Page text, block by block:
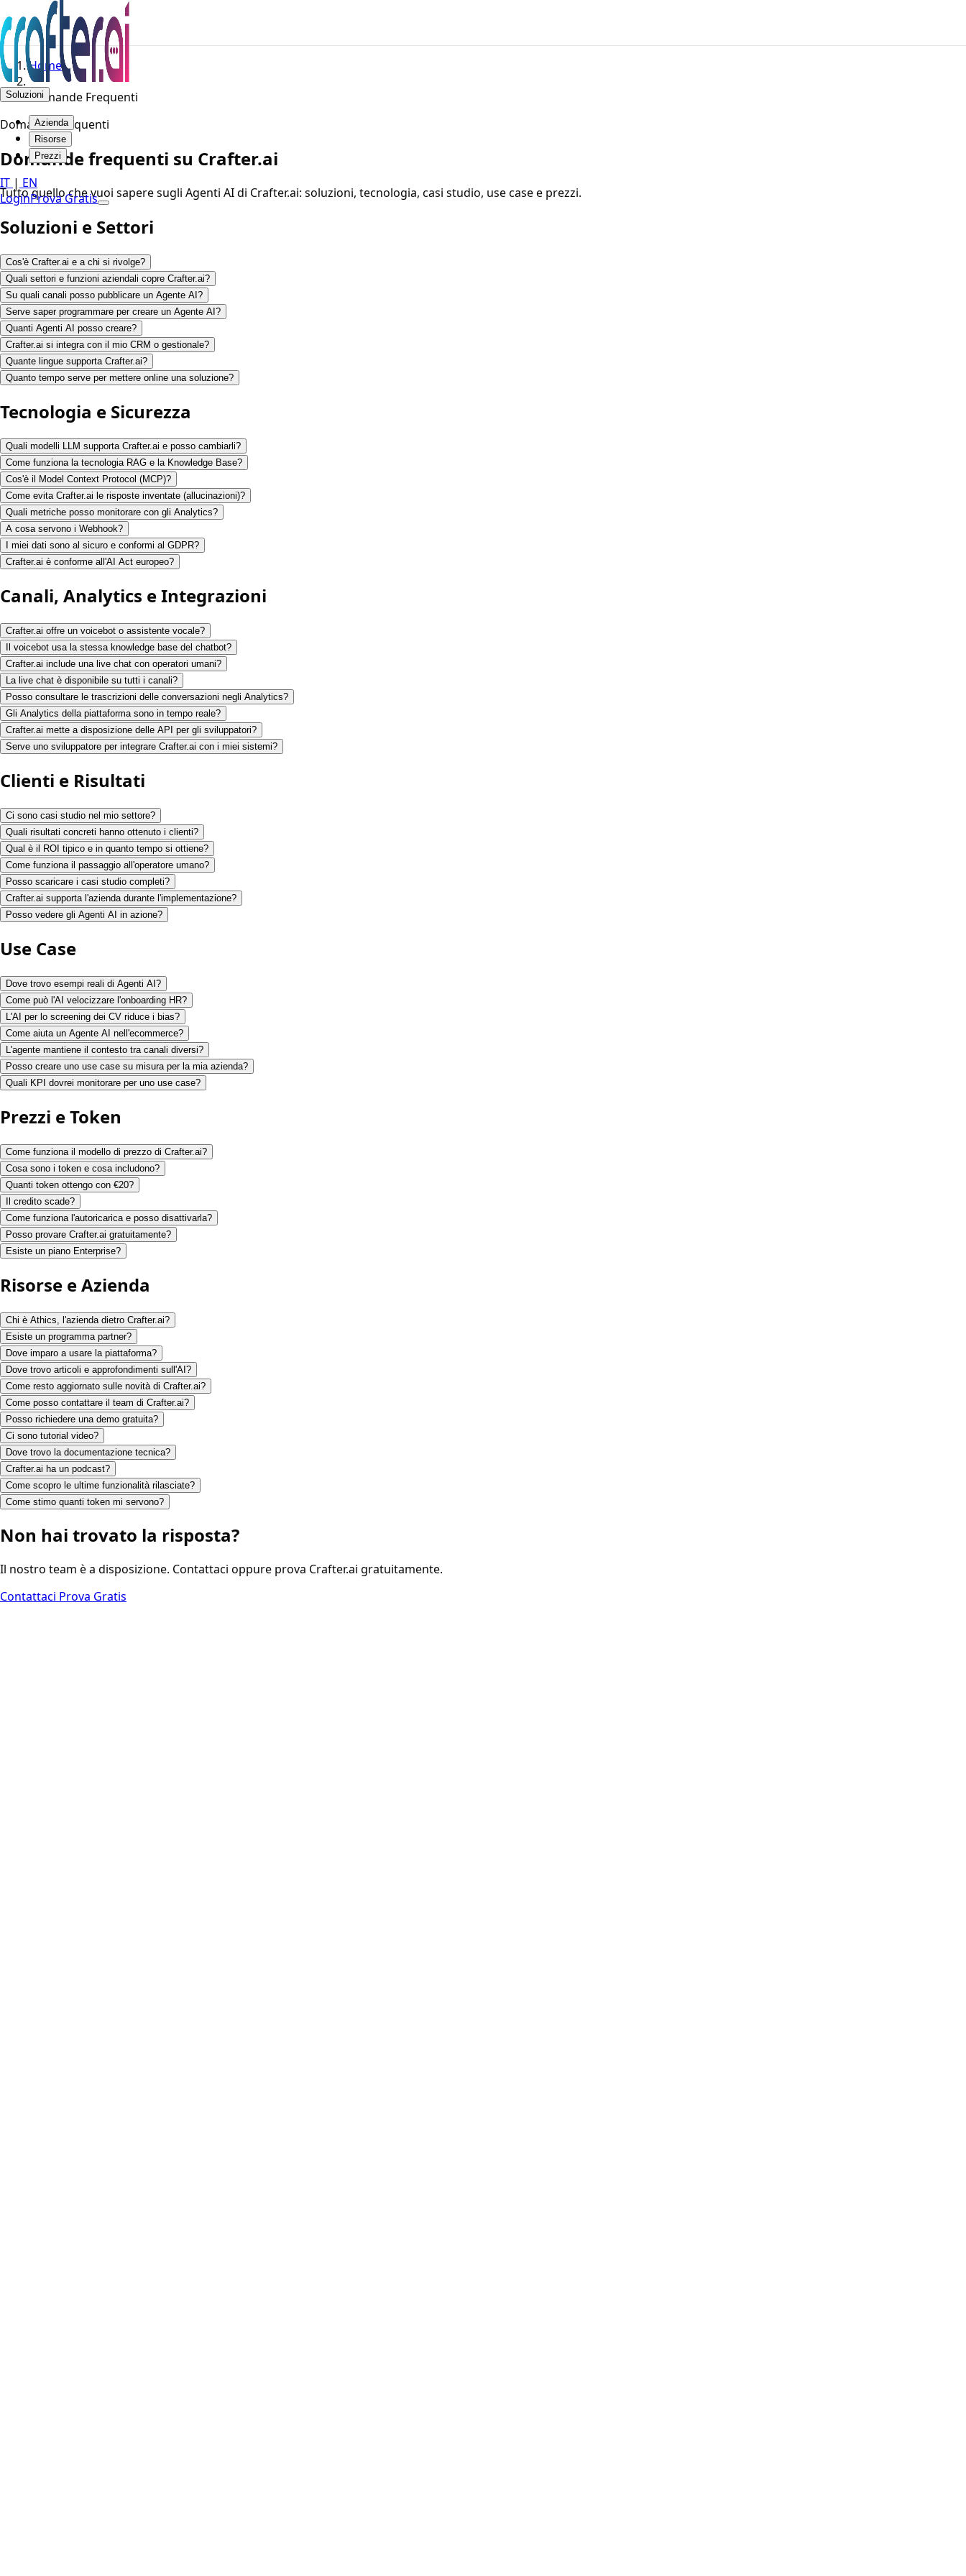
Soluzioni
Azienda
Risorse
Prezzi
IT | EN
LoginProva Gratis
Home
Domande Frequenti
Domande Frequenti
Domande frequenti su Crafter.ai
Tutto quello che vuoi sapere sugli Agenti AI di Crafter.ai: soluzioni, tecnologia, casi studio, use case e prezzi.
Soluzioni e Settori
Cos'è Crafter.ai e a chi si rivolge?
Quali settori e funzioni aziendali copre Crafter.ai?
Su quali canali posso pubblicare un Agente AI?
Serve saper programmare per creare un Agente AI?
Quanti Agenti AI posso creare?
Crafter.ai si integra con il mio CRM o gestionale?
Quante lingue supporta Crafter.ai?
Quanto tempo serve per mettere online una soluzione?
Tecnologia e Sicurezza
Quali modelli LLM supporta Crafter.ai e posso cambiarli?
Come funziona la tecnologia RAG e la Knowledge Base?
Cos'è il Model Context Protocol (MCP)?
Come evita Crafter.ai le risposte inventate (allucinazioni)?
Quali metriche posso monitorare con gli Analytics?
A cosa servono i Webhook?
I miei dati sono al sicuro e conformi al GDPR?
Crafter.ai è conforme all'AI Act europeo?
Canali, Analytics e Integrazioni
Crafter.ai offre un voicebot o assistente vocale?
Il voicebot usa la stessa knowledge base del chatbot?
Crafter.ai include una live chat con operatori umani?
La live chat è disponibile su tutti i canali?
Posso consultare le trascrizioni delle conversazioni negli Analytics?
Gli Analytics della piattaforma sono in tempo reale?
Crafter.ai mette a disposizione delle API per gli sviluppatori?
Serve uno sviluppatore per integrare Crafter.ai con i miei sistemi?
Clienti e Risultati
Ci sono casi studio nel mio settore?
Quali risultati concreti hanno ottenuto i clienti?
Qual è il ROI tipico e in quanto tempo si ottiene?
Come funziona il passaggio all'operatore umano?
Posso scaricare i casi studio completi?
Crafter.ai supporta l'azienda durante l'implementazione?
Posso vedere gli Agenti AI in azione?
Use Case
Dove trovo esempi reali di Agenti AI?
Come può l'AI velocizzare l'onboarding HR?
L'AI per lo screening dei CV riduce i bias?
Come aiuta un Agente AI nell'ecommerce?
L'agente mantiene il contesto tra canali diversi?
Posso creare uno use case su misura per la mia azienda?
Quali KPI dovrei monitorare per uno use case?
Prezzi e Token
Come funziona il modello di prezzo di Crafter.ai?
Cosa sono i token e cosa includono?
Quanti token ottengo con €20?
Il credito scade?
Come funziona l'autoricarica e posso disattivarla?
Posso provare Crafter.ai gratuitamente?
Esiste un piano Enterprise?
Risorse e Azienda
Chi è Athics, l'azienda dietro Crafter.ai?
Esiste un programma partner?
Dove imparo a usare la piattaforma?
Dove trovo articoli e approfondimenti sull'AI?
Come resto aggiornato sulle novità di Crafter.ai?
Come posso contattare il team di Crafter.ai?
Posso richiedere una demo gratuita?
Ci sono tutorial video?
Dove trovo la documentazione tecnica?
Crafter.ai ha un podcast?
Come scopro le ultime funzionalità rilasciate?
Come stimo quanti token mi servono?
Non hai trovato la risposta?
Il nostro team è a disposizione. Contattaci oppure prova Crafter.ai gratuitamente.
Contattaci Prova Gratis